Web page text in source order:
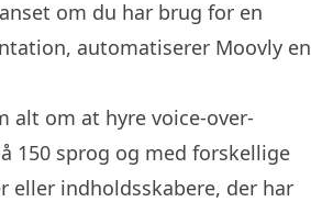
om du har brug for en
automatiserer Moovly en
alt om at hyre voice-over-
150 sprog og med forskellige
eller indholdsskabere, der har